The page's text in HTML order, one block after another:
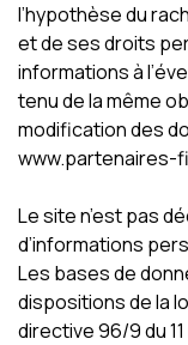
l’hypothèse du
et de ses droits
informations à
tenu de la même
modification des
www.partenaires-
Le site n’est pas
d’informations
Les bases de
dispositions de la
directive 96/9 du